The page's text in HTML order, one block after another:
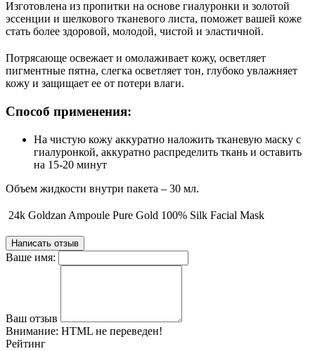
Изготовлена из пропитки на основе гиалуронки и золотой
эссенции и шелкового тканевого листа, поможет вашей коже
стать более здоровой, молодой, чистой и эластичной.
Потрясающе освежает и омолаживает кожу, осветляет
пигментные пятна, слегка осветляет тон, глубоко увлажняет
кожу и защищает ее от потери влаги.
Способ применения:
На чистую кожу аккуратно наложить тканевую маску с
гиалуронкой, аккуратно распределить ткань и оставить
на 15-20 минут
Объем жидкости внутри пакета – 30 мл.
24k Goldzan Ampoule Pure Gold 100% Silk Facial Mask
Написать отзыв
Ваше имя:
Ваш отзыв
Внимание: HTML не переведен!
Рейтинг